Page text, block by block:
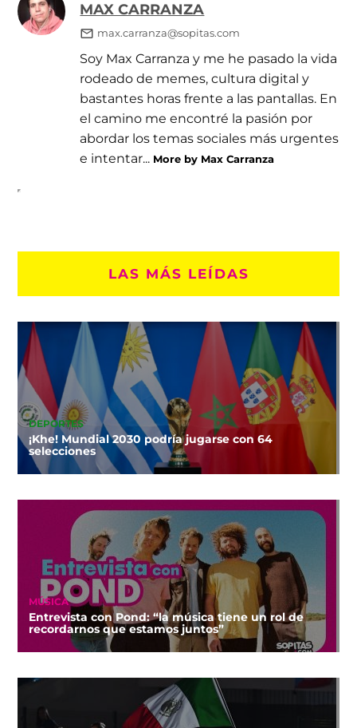
MAX CARRANZA
max.carranza@sopitas.com
Soy Max Carranza y me he pasado la vida
rodeado de memes, cultura digital y
bastantes horas frente a las pantallas. En
el camino me encontré la pasión por
abordar los temas sociales más urgentes
e intentar... More by Max Carranza
LAS MÁS LEÍDAS
DEPORTES
¡Khe! Mundial 2030 podría jugarse con 64
selecciones
MÚSICA
Entrevista con Pond: “la música tiene un rol de
recordarnos que estamos juntos”